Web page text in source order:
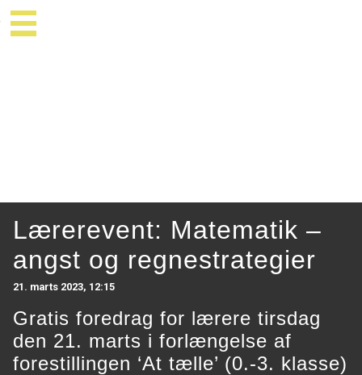
Lærerevent: Matematik –
angst og regnestrategier
21. marts 2023, 12:15
Gratis foredrag for lærere tirsdag
den 21. marts i forlængelse af
forestillingen ‘At tælle’ (0.-3. klasse)